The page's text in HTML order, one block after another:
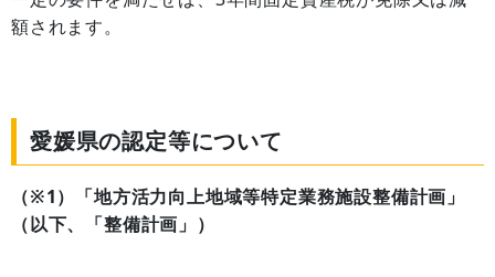
額されます。
愛媛県の認定等について
（※1）「地方活力向上地域等特定業務施設整備計画」
（以下、「整備計画」）